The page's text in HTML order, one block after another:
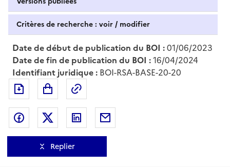
Critères de recherche : voir / modifier
Date de début de publication du BOI :01/06/2023
Date de fin de publication du BOI :16/04/2024
Identifiant juridique : BOI-RSA-BASE-20-20
Exporter le document au format pdf
Partager sur Facebook
Partager sur Twitter
Partager sur LinkedIn
Replier